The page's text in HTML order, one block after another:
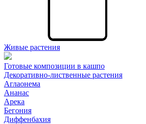
Живые растения
Готовые композиции в кашпо
Декоративно-лиственные растения
Аглаонема
Ананас
Арека
Бегония
Диффенбахия